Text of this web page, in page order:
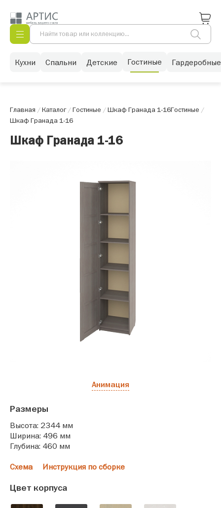
Кухни Спальни Детские Гостиные Гардеробные
Главная /Каталог/Гостиные /Шкаф Гранада 1-16Гостиные /
Шкаф Гранада 1-16
Шкаф Гранада 1-16
Анимация
Размеры
Высота: 2344 мм
Ширина: 496 мм
Глубина: 460 мм
Схема Инструкция по сборке
Цвет корпуса